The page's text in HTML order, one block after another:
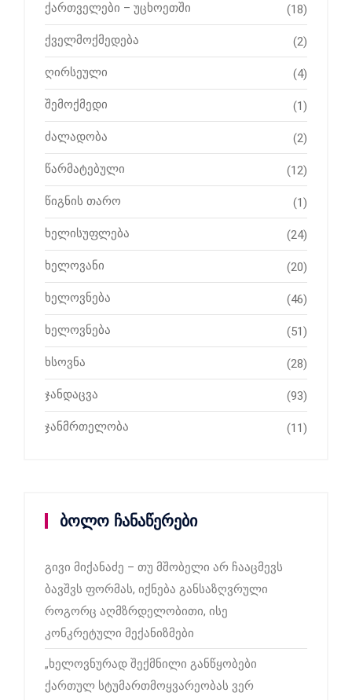
ქართველები – უცხოეთში (18)
ქველმოქმედება (2)
ღირსეული (4)
შემოქმედი (1)
ძალადობა (2)
წარმატებული (12)
წიგნის თარო (1)
ხელისუფლება (24)
ხელოვანი (20)
ხელოვნება (46)
ხელოვნება (51)
ხსოვნა (28)
ჯანდაცვა (93)
ჯანმრთელობა (11)
ბოლო ჩანაწერები
გივი მიქანაძე – თუ მშობელი არ ჩააცმევს
ბავშვს ფორმას, იქნება განსაზღვრული
როგორც აღმზრდელობითი, ისე
კონკრეტული მექანიზმები
„ხელოვნურად შექმნილი განწყობები
ქართულ სტუმართმოყვარეობას ვერ